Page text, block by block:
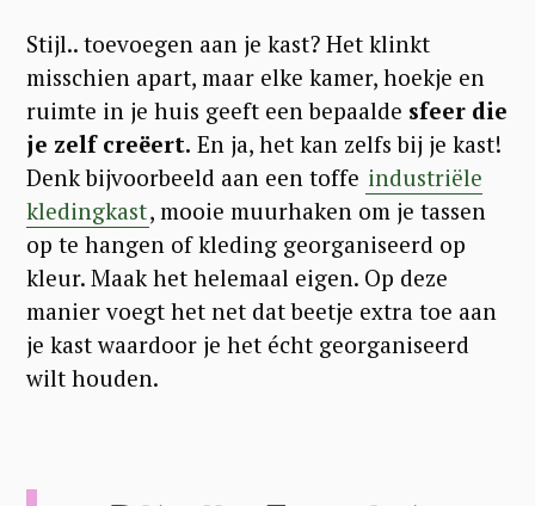
Stijl.. toevoegen aan je kast? Het klinkt
misschien apart, maar elke kamer, hoekje en
ruimte in je huis geeft een bepaalde sfeer die
je zelf creëert. En ja, het kan zelfs bij je kast!
Denk bijvoorbeeld aan een toffe industriële
kledingkast, mooie muurhaken om je tassen
op te hangen of kleding georganiseerd op
kleur. Maak het helemaal eigen. Op deze
manier voegt het net dat beetje extra toe aan
je kast waardoor je het écht georganiseerd
wilt houden.